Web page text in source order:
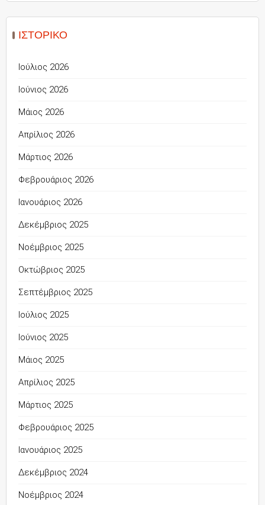
ΙΣΤΟΡΙΚΌ
Ιούλιος 2026
Ιούνιος 2026
Μάιος 2026
Απρίλιος 2026
Μάρτιος 2026
Φεβρουάριος 2026
Ιανουάριος 2026
Δεκέμβριος 2025
Νοέμβριος 2025
Οκτώβριος 2025
Σεπτέμβριος 2025
Ιούλιος 2025
Ιούνιος 2025
Μάιος 2025
Απρίλιος 2025
Μάρτιος 2025
Φεβρουάριος 2025
Ιανουάριος 2025
Δεκέμβριος 2024
Νοέμβριος 2024